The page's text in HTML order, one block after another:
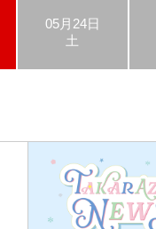
05月24日
土